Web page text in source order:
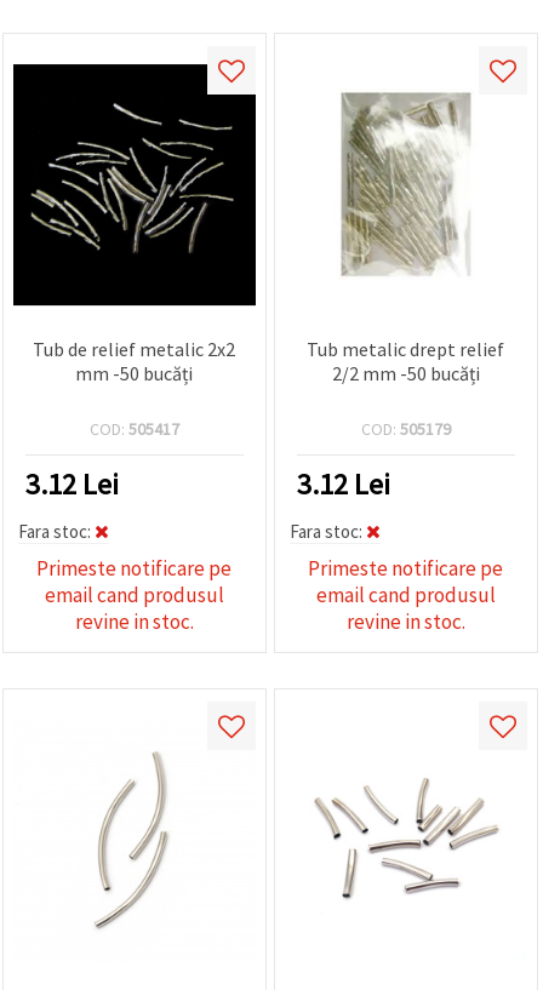
Tub de relief metalic 2x2
mm -50 bucăți
COD: 505417
3.12 Lei
Fara stoc:
Primeste notificare pe
email cand produsul
revine in stoc.
Tub metalic drept relief
2/2 mm -50 bucăți
COD: 505179
3.12 Lei
Fara stoc:
Primeste notificare pe
email cand produsul
revine in stoc.